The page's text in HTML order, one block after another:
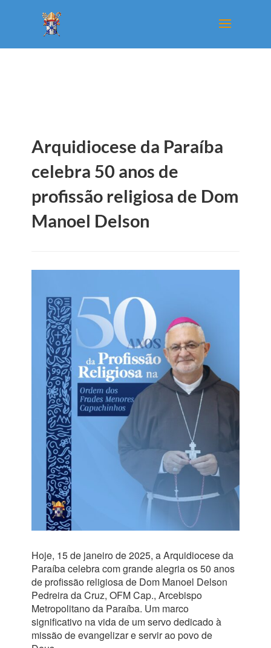
Arquidiocese da Paraíba
celebra 50 anos de
profissão religiosa de Dom
Manoel Delson
Hoje, 15 de janeiro de 2025, a Arquidiocese da
Paraíba celebra com grande alegria os 50 anos
de profissão religiosa de Dom Manoel Delson
Pedreira da Cruz, OFM Cap., Arcebispo
Metropolitano da Paraíba. Um marco
significativo na vida de um servo dedicado à
missão de evangelizar e servir ao povo de